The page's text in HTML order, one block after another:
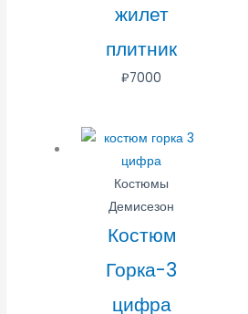
жилет
плитник
₽7000
Костюмы
Демисезон
Костюм
Горка-3
цифра